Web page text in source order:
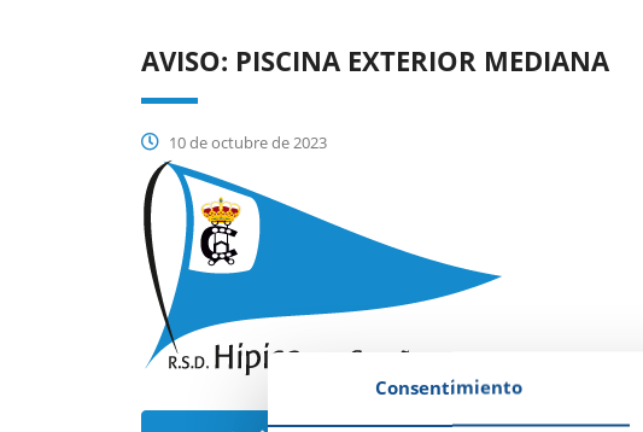
AVISO: PISCINA EXTERIOR MEDIANA
10 de octubre de 2023
Consentimiento